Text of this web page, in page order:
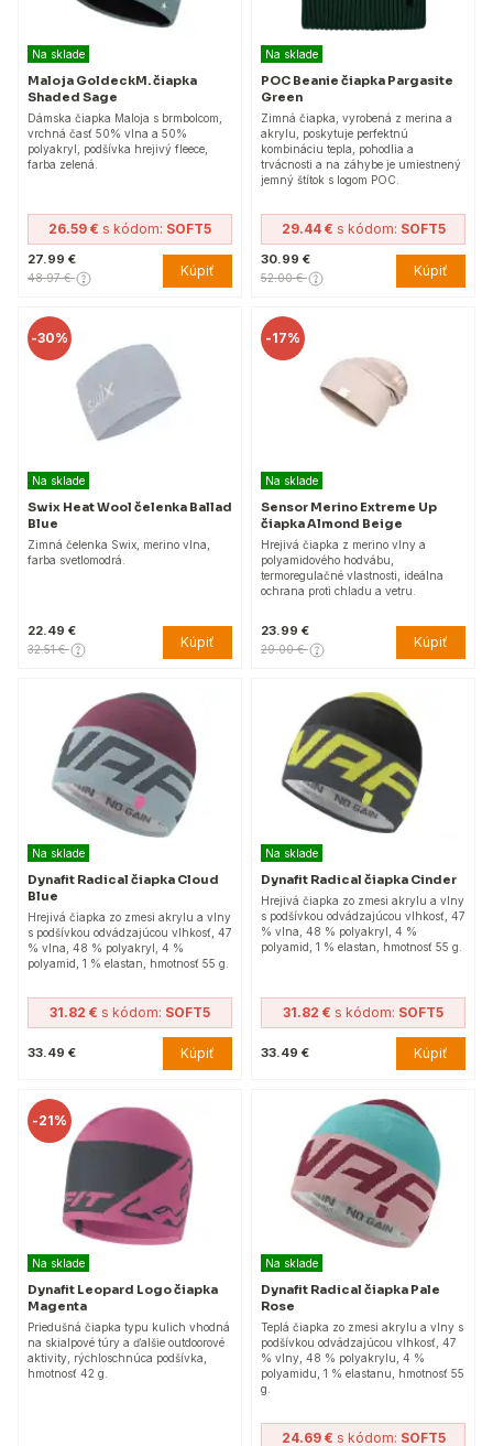
Na sklade
Maloja GoldeckM. čiapka
Shaded Sage
Dámska čiapka Maloja s brmbolcom,
vrchná časť 50% vlna a 50%
polyakryl, podšívka hrejivý fleece,
farba zelená.
26.59 € s kódom: SOFT5
27.99 €
48.97 € Kúpiť
Na sklade
POC Beanie čiapka Pargasite
Green
Zimná čiapka, vyrobená z merina a
akrylu, poskytuje perfektnú
kombináciu tepla, pohodlia a
trvácnosti a na záhybe je umiestnený
jemný štítok s logom POC.
29.44 € s kódom: SOFT5
30.99 €
52.00 € Kúpiť
-30%
Na sklade
Swix Heat Wool čelenka Ballad
Blue
Zimná čelenka Swix, merino vlna,
farba svetlomodrá.
22.49 €
32.51 € Kúpiť
-17%
Na sklade
Sensor Merino Extreme Up
čiapka Almond Beige
Hrejivá čiapka z merino vlny a
polyamidového hodvábu,
termoregulačné vlastnosti, ideálna
ochrana proti chladu a vetru.
23.99 €
29.00 € Kúpiť
Na sklade
Dynafit Radical čiapka Cloud
Blue
Hrejivá čiapka zo zmesi akrylu a vlny
s podšívkou odvádzajúcou vlhkosť, 47
% vlna, 48 % polyakryl, 4 %
polyamid, 1 % elastan, hmotnosť 55 g.
31.82 € s kódom: SOFT5
33.49 € Kúpiť
Na sklade
Dynafit Radical čiapka Cinder
Hrejivá čiapka zo zmesi akrylu a vlny
s podšívkou odvádzajúcou vlhkosť, 47
% vlna, 48 % polyakryl, 4 %
polyamid, 1 % elastan, hmotnosť 55 g.
31.82 € s kódom: SOFT5
33.49 € Kúpiť
-21%
Na sklade
Dynafit Leopard Logo čiapka
Magenta
Priedušná čiapka typu kulich vhodná
na skialpové túry a ďalšie outdoorové
aktivity, rýchloschnúca podšívka,
hmotnosť 42 g.
Na sklade
Dynafit Radical čiapka Pale
Rose
Teplá čiapka zo zmesi akrylu a vlny s
podšívkou odvádzajúcou vlhkosť, 47
% vlny, 48 % polyakrylu, 4 %
polyamidu, 1 % elastanu, hmotnosť 55
g.
24.69 € s kódom: SOFT5